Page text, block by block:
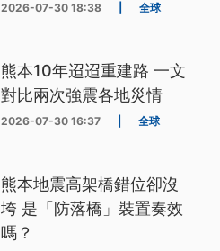
2026-07-30 18:38 全球
熊本10年迢迢重建路 一文
對比兩次強震各地災情
2026-07-30 16:37 全球
熊本地震高架橋錯位卻沒
垮 是「防落橋」裝置奏效
嗎？